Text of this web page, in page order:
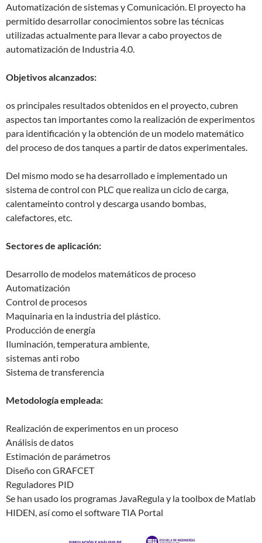
Automatización de sistemas y Comunicación. El proyecto ha
permitido desarrollar conocimientos sobre las técnicas
utilizadas actualmente para llevar a cabo proyectos de
automatización de Industria 4.0.
Objetivos alcanzados:
os principales resultados obtenidos en el proyecto, cubren
aspectos tan importantes como la realización de experimentos
para identificación y la obtención de un modelo matemático
del proceso de dos tanques a partir de datos experimentales.
Del mismo modo se ha desarrollado e implementado un
sistema de control con PLC que realiza un ciclo de carga,
calentameinto control y descarga usando bombas,
calefactores, etc.
Sectores de aplicación:
Desarrollo de modelos matemáticos de proceso
Automatización
Control de procesos
Maquinaria en la industria del plástico.
Producción de energía
Iluminación, temperatura ambiente,
sistemas anti robo
Sistema de transferencia
Metodología empleada:
Realización de experimentos en un proceso
Análisis de datos
Estimación de parámetros
Diseño con GRAFCET
Reguladores PID
Se han usado los programas JavaRegula y la toolbox de Matlab
HIDEN, así como el software TIA Portal